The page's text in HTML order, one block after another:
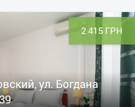
2 415 ГРН
ул. Богдана